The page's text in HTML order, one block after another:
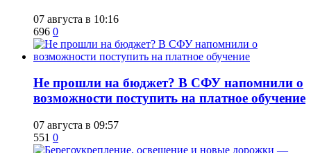
07 августа в 10:16
696 0
Не прошли на бюджет? В СФУ напомнили о
возможности поступить на платное обучение
07 августа в 09:57
551 0